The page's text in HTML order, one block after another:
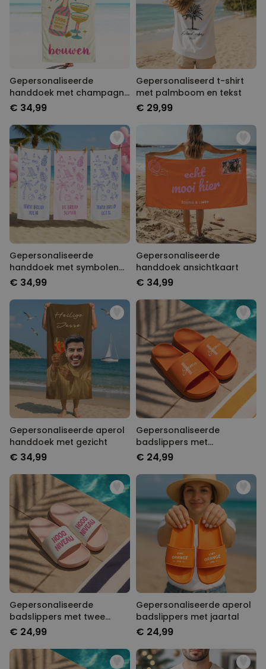
Gepersonaliseerde
handdoek met champagne
en tekst
€ 34,99
Gepersonaliseerd t-shirt
met palmboom en tekst
€ 29,99
Gepersonaliseerde
handdoek met symbolen
en tekst
€ 34,99
Gepersonaliseerde
handdoek ansichtkaart
€ 34,99
Gepersonaliseerde aperol
handdoek met gezicht
€ 34,99
Gepersonaliseerde
badslippers met
monogram
€ 24,99
Gepersonaliseerde
badslippers met twee
regels
€ 24,99
Gepersonaliseerde aperol
badslippers met jaartal
€ 24,99